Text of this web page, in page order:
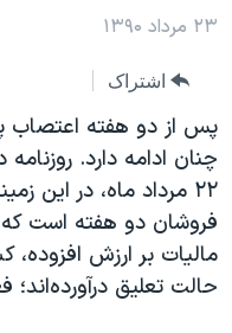
جهش
اصلی
جهش
جستجو
ایران
آمریکا
ورزشی
گزیده‌ها
ویژه برنامه‌ها
ویدیوها
برنامه های تلویزیونی
جدول برنامه ها
صفحه‌های ویژه
جام جهانی ۲۰۲۶
عملیات خشم حماسی
۲۵۰سالگی آمریکا
بایگانی برنامه‌های تلویزیونی
فرکانس‌های صدای
پخش رادیویی
یادگیری زبان انگلیسی
۲۳ مرداد ۱۳۹۰
اشتراک
پس از دو هفته اعتصاب
چنان ادامه دارد.
۲۲ مرداد ماه، در این
فروشان دو هفته است
مالیات بر ارزش افزوده،
حالت تعلیق